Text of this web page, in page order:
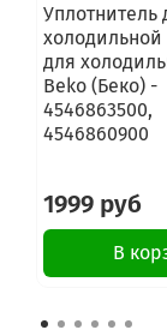
Уплотнитель
для
Beko (Беко) -
4546863500,
4546860900
1999 руб
В